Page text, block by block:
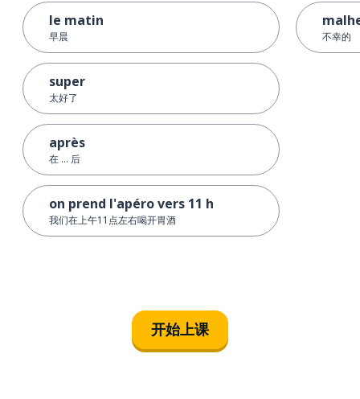
le matin
早晨
super
太好了
après
在 ... 后
on prend l'apéro vers 11 h
我们在上午11点左右喝开胃酒
不幸的
开始上课